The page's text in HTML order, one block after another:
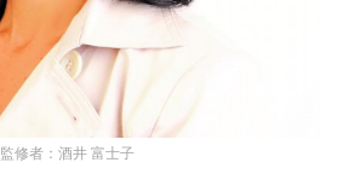
監修者：酒井 富士子